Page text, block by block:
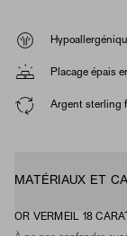
Placage épais
Argent sterling
MATÉRIAUX ET
OR VERMEIL 18